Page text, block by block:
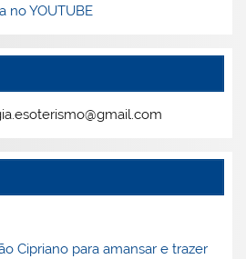
no YOUTUBE
Cipriano para amansar e trazer